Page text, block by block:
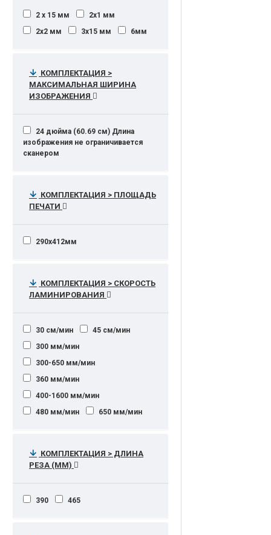
2 х 15 мм
2х1 мм
2х2 мм
3х15 мм 6мм
КОМПЛЕКТАЦИЯ >
МАКСИМАЛЬНАЯ ШИРИНА
ИЗОБРАЖЕНИЯ
24 дюйма (60.69 см) Длина
изображения не ограничивается
сканером
КОМПЛЕКТАЦИЯ > ПЛОЩАДЬ
ПЕЧАТИ
290х412мм
КОМПЛЕКТАЦИЯ > СКОРОСТЬ
ЛАМИНИРОВАНИЯ
30 см/мин
45 см/мин
300 мм/мин
300-650 мм/мин
360 мм/мин
400-1600 мм/мин
480 мм/мин
650 мм/мин
КОМПЛЕКТАЦИЯ > ДЛИНА
РЕЗА (ММ)
390 465